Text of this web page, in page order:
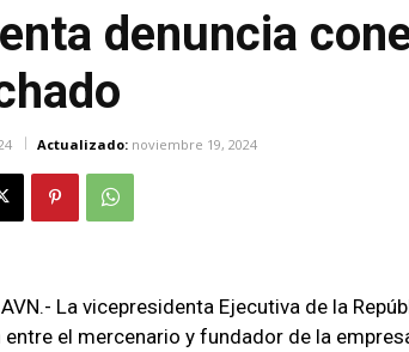
denuncia
Actualizado: noviembre 19, 2024
La vicepresidenta Ejecutiva de la
el mercenario y fundador de la